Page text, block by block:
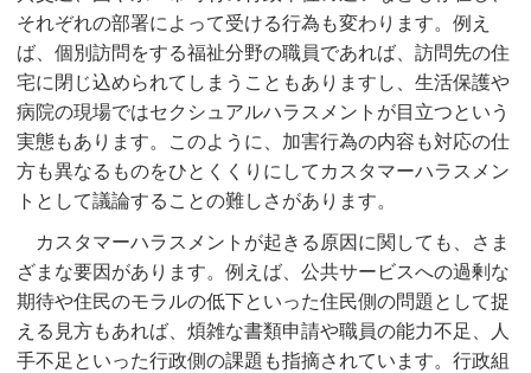
それぞれの部署によって受ける行為も変わります。例え
ば、個別訪問をする福祉分野の職員であれば、訪問先の住
宅に閉じ込められてしまうこともありますし、生活保護や
病院の現場ではセクシュアルハラスメントが目立つという
実態もあります。このように、加害行為の内容も対応の仕
方も異なるものをひとくくりにしてカスタマーハラスメン
トとして議論することの難しさがあります。
カスタマーハラスメントが起きる原因に関しても、さま
ざまな要因があります。例えば、公共サービスへの過剰な
期待や住民のモラルの低下といった住民側の問題として捉
える見方もあれば、煩雑な書類申請や職員の能力不足、人
手不足といった行政側の課題も指摘されています。行政組